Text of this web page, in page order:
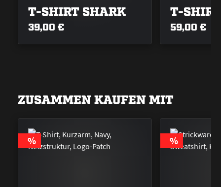
T-SHIRT SHARK
39,00 €
T-
59,00 €
ZUSAMMEN KAUFEN MIT
RABATT
% RABATT
%